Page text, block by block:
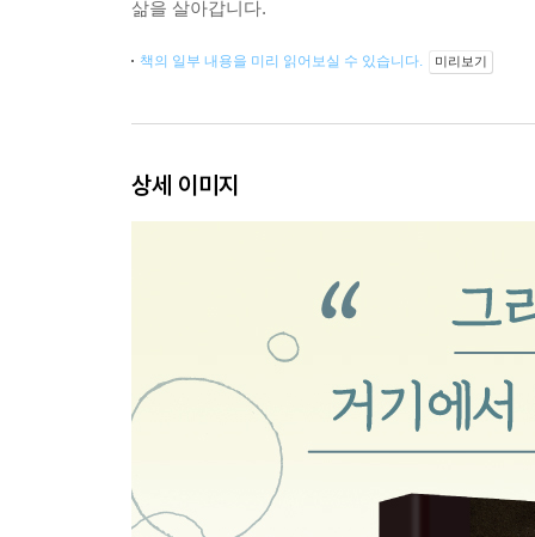
삶을 살아갑니다.
책의 일부 내용을 미리 읽어보실 수 있습니다. 미리보기
상세 이미지